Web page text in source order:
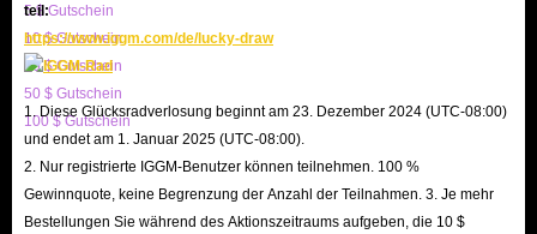
Low Prices, Diverse Offers
IGGM consistently offers the lowest prices on Chamet top-ups. This is
because our professional staff monitors market trends daily and adjusts
diamond pricing accordingly, ensuring you can always buy Chamet
diamonds at the lowest prices.
In addition, we offer various discounts to help you save even more when
buying in-app diamonds, including up to 5% off for IGGM VIP members,
5 $ Gutschein
10 $ Gutschein
20 $ Gutschein
50 $ Gutschein
100 $ Gutschein
teil:
https://www.iggm.com/de/lucky-draw
1. Diese Glücksradverlosung beginnt am 23. Dezember 2024 (UTC-08:00)
und endet am 1. Januar 2025 (UTC-08:00).
2. Nur registrierte IGGM-Benutzer können teilnehmen. 100 %
Gewinnquote, keine Begrenzung der Anzahl der Teilnahmen. 3. Je mehr
Bestellungen Sie während des Aktionszeitraums aufgeben, die 10 $